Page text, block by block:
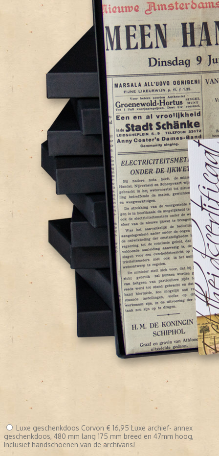
Luxe geschenkdoos Corvon € 16,95 Luxe archief- annex
geschenkdoos, 480 mm lang 175 mm breed en 47mm hoog,
Inclusief handschoenen van de archivaris!